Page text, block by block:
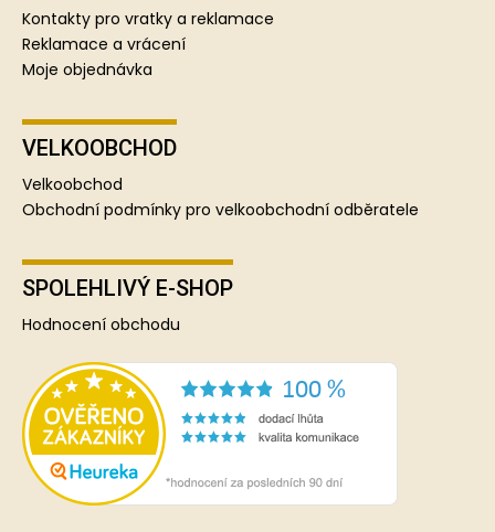
Kontakty pro vratky a reklamace
Reklamace a vrácení
Moje objednávka
VELKOOBCHOD
Velkoobchod
Obchodní podmínky pro velkoobchodní odběratele
SPOLEHLIVÝ E-SHOP
Hodnocení obchodu